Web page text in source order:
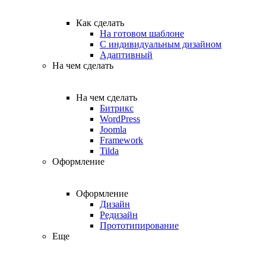
Как сделать
На готовом шаблоне
С индивидуальным дизайном
Адаптивный
На чем сделать
На чем сделать
Битрикс
WordPress
Joomla
Framework
Tilda
Оформление
Оформление
Дизайн
Редизайн
Прототипирование
Еще